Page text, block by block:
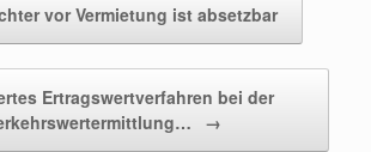
vor Vermietung ist absetzbar
Ertragswertverfahren bei der
→